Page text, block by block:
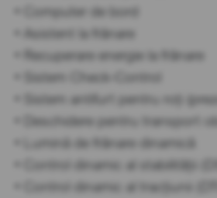
• Computer de bord
• Asistent la frânare
• Recuperare energie la frânare
• Sistem Check-Control
• Sistem antifurt pentru roți
• Deschidere pentru transport
• Lumină de frânare dinamică
• Control dinamic al stabilității
• Control dinamic al tracțiunii